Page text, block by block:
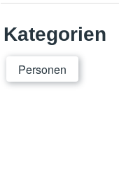
Kategorien
Personen